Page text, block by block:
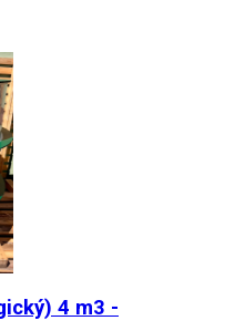
4 m3 -